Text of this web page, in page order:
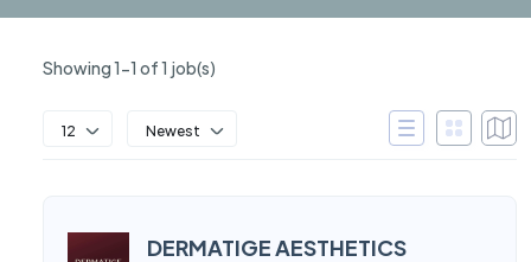
Showing 1-1 of 1 job(s)
12 Newest
DERMATIGE AESTHETICS